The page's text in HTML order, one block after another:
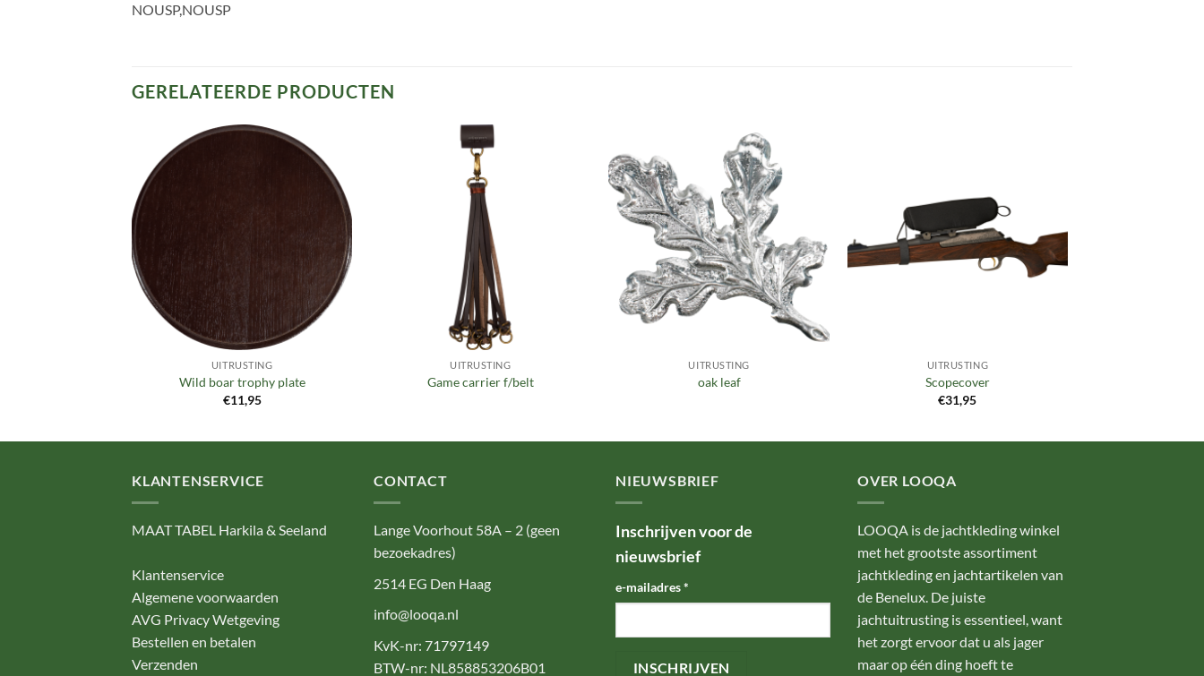
NOUSP,NOUSP
GERELATEERDE PRODUCTEN
Toevoegen
verlanglijst
UITRUSTING
Wild boar trophy plate
€11,95
UITRUSTING
Game carrier f/belt
Toevoegen
verlanglijst
UITRUSTING
oak leaf
UITRUSTING
Scopecover
€31,95
KLANTENSERVICE
MAAT TABEL Harkila & Seeland
Klantenservice
Algemene voorwaarden
AVG Privacy Wetgeving
Bestellen en betalen
Verzenden
CONTACT
Lange Voorhout 58A – 2 (geen
bezoekadres)
2514 EG Den Haag
info@looqa.nl
KvK-nr: 71797149
BTW-nr: NL858853206B01
NIEUWSBRIEF
Inschrijven voor de
nieuwsbrief
e-mailadres*
OVER LOOQA
LOOQA is de jachtkleding winkel
met het grootste assortiment
jachtkleding en jachtartikelen van
de Benelux. De juiste
jachtuitrusting is essentieel, want
het zorgt ervoor dat u als jager
maar op één ding hoeft te